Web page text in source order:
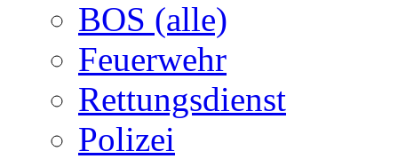
BOS (alle)
Feuerwehr
Rettungsdienst
Polizei